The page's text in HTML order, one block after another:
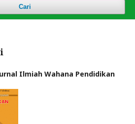
Cari
Ilmiah Wahana Pendidikan